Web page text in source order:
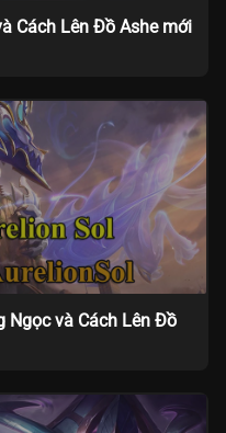
Cách Lên Đồ Ashe mới
Ngọc và Cách Lên Đồ